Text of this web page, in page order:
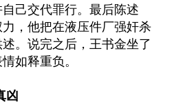
己交代罪行。最后陈述
，他把在液压件厂强奸杀
。说完之后，王书金坐了
如释重负。
凶